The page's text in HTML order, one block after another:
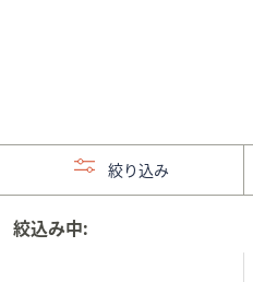
チ
バ
イ
絞り込み
絞込み中: